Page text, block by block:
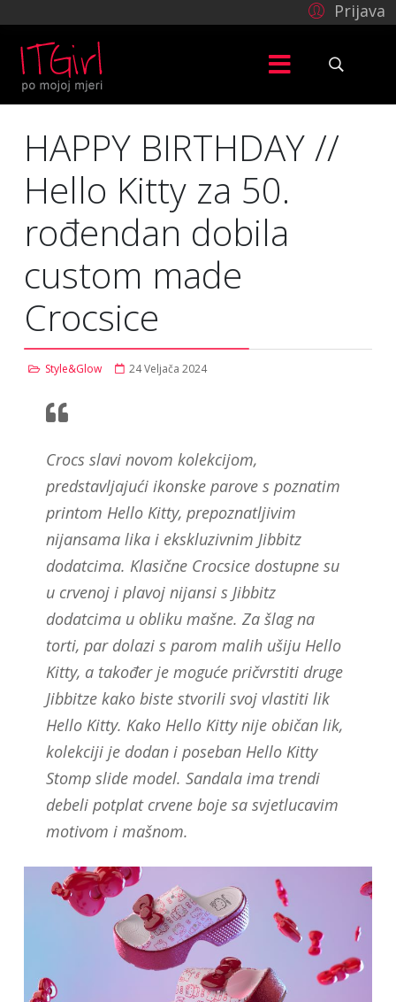
Prijava
HAPPY BIRTHDAY //
Hello Kitty za 50.
rođendan dobila
custom made
Crocsice
Style&Glow 24 Veljača 2024
Crocs slavi novom kolekcijom,
predstavljajući ikonske parove s poznatim
printom Hello Kitty, prepoznatljivim
nijansama lika i ekskluzivnim Jibbitz
dodatcima. Klasične Crocsice dostupne su
u crvenoj i plavoj nijansi s Jibbitz
dodatcima u obliku mašne. Za šlag na
torti, par dolazi s parom malih ušiju Hello
Kitty, a također je moguće pričvrstiti druge
Jibbitze kako biste stvorili svoj vlastiti lik
Hello Kitty. Kako Hello Kitty nije običan lik,
kolekciji je dodan i poseban Hello Kitty
Stomp slide model. Sandala ima trendi
debeli potplat crvene boje sa svjetlucavim
motivom i mašnom.